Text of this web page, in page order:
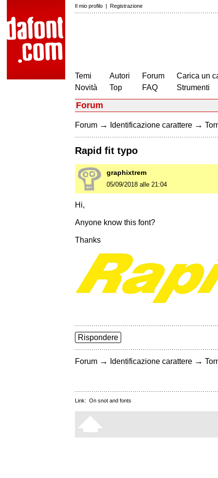
Il mio profilo | Registrazione
Temi
Novità
Autori
Top
Forum
FAQ
Carica un
Strumenti
Forum
Forum → Identificazione carattere →
Rapid fit typo
graphixtrem
05/09/2018 alle 21:04
Hi,
Anyone know this font?
Thanks
Rispondere
Forum → Identificazione carattere →
Link: On snot and fonts